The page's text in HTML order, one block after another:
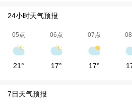
24小时天气预报
05点
21°
06点
17°
07点
17°
7日天气预报